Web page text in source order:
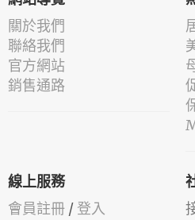
關於我們
聯絡我們
官方網站
銷售通路
線上服務
會員註冊 / 登入